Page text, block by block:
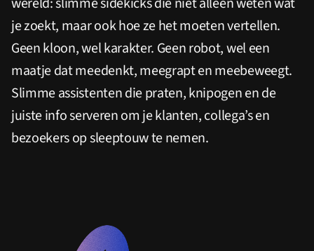
je zoekt, maar ook hoe ze het moeten vertellen.
Geen kloon, wel karakter. Geen robot, wel een
maatje dat meedenkt, meegrapt en meebeweegt.
Slimme assistenten die praten, knipogen en de
juiste info serveren om je klanten, collega’s en
bezoekers op sleeptouw te nemen.